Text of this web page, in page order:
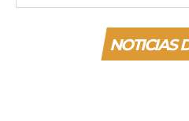
NOTICIAS